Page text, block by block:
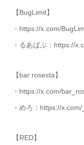
【BugLimit】
・https://x.com/
・るあばぶ：https://
【bar rosesta】
・https://x.com/
・めろ：https://
【RED】